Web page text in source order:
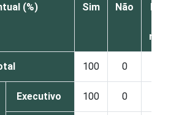
(%) Sim Não
Não
100 0
Executivo 100 0